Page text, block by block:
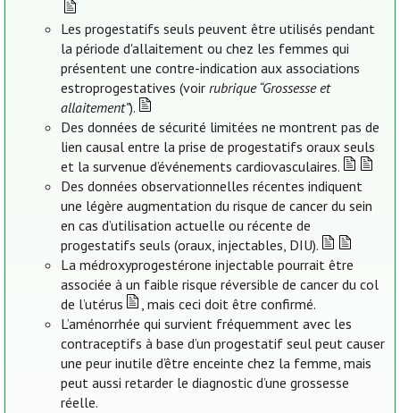
Les progestatifs seuls peuvent être utilisés pendant
la période d'allaitement ou chez les femmes qui
présentent une contre-indication aux associations
estroprogestatives (voirrubrique “Grossesse et
allaitement”).
Des données de sécurité limitées ne montrent pas de
lien causal entre la prise de progestatifs oraux seuls
et la survenue d’événements cardiovasculaires.
Des données observationnelles récentes indiquent
une légère augmentation du risque de cancer du sein
en cas d’utilisation actuelle ou récente de
progestatifs seuls (oraux, injectables, DIU).
La médroxyprogestérone injectable pourrait être
associée à un faible risque réversible de cancer du col
de l’utérus
, mais ceci doit être confirmé.
L’aménorrhée qui survient fréquemment avec les
contraceptifs à base d’un progestatif seul peut causer
une peur inutile d’être enceinte chez la femme, mais
peut aussi retarder le diagnostic d’une grossesse
réelle.